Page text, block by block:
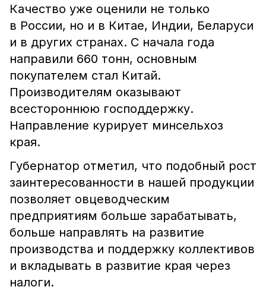
Качество уже оценили не только
в России, но и в Китае, Индии, Беларуси
и в других странах. С начала года
направили 660 тонн, основным
покупателем стал Китай.
Производителям оказывают
всестороннюю господдержку.
Направление курирует минсельхоз
края.
Губернатор отметил, что подобный рост
заинтересованности в нашей продукции
позволяет овцеводческим
предприятиям больше зарабатывать,
больше направлять на развитие
производства и поддержку коллективов
и вкладывать в развитие края через
налоги.